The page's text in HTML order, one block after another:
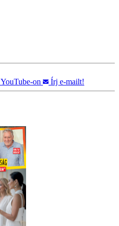
YouTube-on Írj e-mailt!